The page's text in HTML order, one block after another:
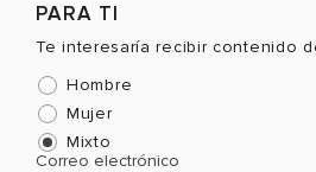
PARA TI
Te interesaría recibir contenido
Hombre
Mujer
Mixto
Correo electrónico